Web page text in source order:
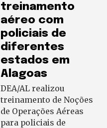
treinamento
aéreo com
policiais de
diferentes
estados em
Alagoas
DEA/AL realizou
treinamento de Noções
de Operações Aéreas
para policiais de